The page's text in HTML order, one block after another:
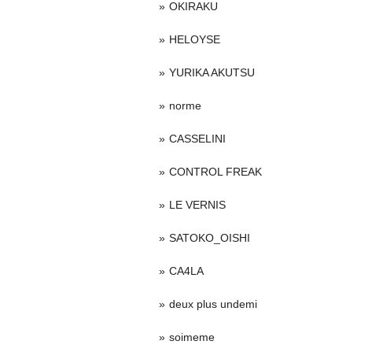
OKIRAKU
HELOYSE
YURIKA AKUTSU
norme
CASSELINI
CONTROL FREAK
LE VERNIS
SATOKO_OISHI
CA4LA
deux plus undemi
soimeme